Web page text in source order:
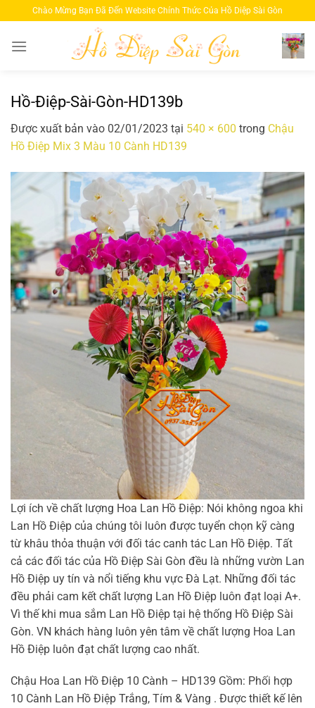
qua
nội
Chào Mừng Bạn Đã Đến Website Chính Thức Của Hồ Diệp Sài Gòn
Hồ-Điệp-Sài-Gòn-HD139b
Được xuất bản vào 02/01/2023 tại 540 × 600 trong Chậu
Hồ Điệp Mix 3 Màu 10 Cành HD139
Lợi ích về chất lượng Hoa Lan Hồ Điệp: Nói không ngoa khi
Lan Hồ Điệp của chúng tôi luôn được tuyển chọn kỹ càng
từ khâu thỏa thuận với đối tác canh tác Lan Hồ Điệp. Tất
cả các đối tác của Hồ Điệp Sài Gòn đều là những vườn Lan
Hồ Điệp uy tín và nổi tiếng khu vực Đà Lạt. Những đối tác
đều phải cam kết chất lượng Lan Hồ Điệp luôn đạt loại A+.
Vì thế khi mua sắm Lan Hồ Điệp tại hệ thống Hồ Điệp Sài
Gòn. VN khách hàng luôn yên tâm về chất lượng Hoa Lan
Hồ Điệp luôn đạt chất lượng cao nhất.
Chậu Hoa Lan Hồ Điệp 10 Cành – HD139 Gồm: Phối hợp
10 Cành Lan Hồ Điệp Trắng, Tím & Vàng . Được thiết kế lên